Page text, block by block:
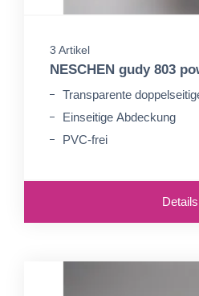
3 Artikel
NESCHEN gudy 803
Transparente
Einseitige Abdeckung
PVC-frei
Details